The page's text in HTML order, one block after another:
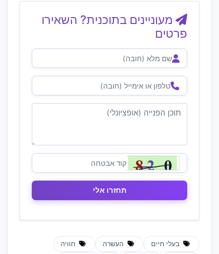
מעוניינים בתוכנית? השאירו
פרטים
בעלי חיים העשרה חוויה